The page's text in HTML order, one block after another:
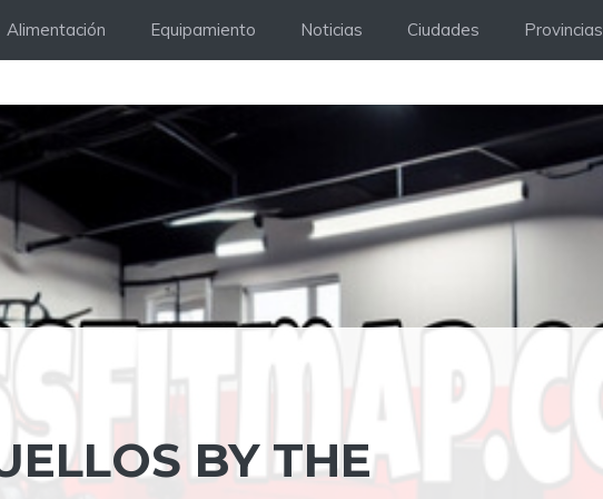
Alimentación Equipamiento Noticias Ciudades Provincias
BY THE